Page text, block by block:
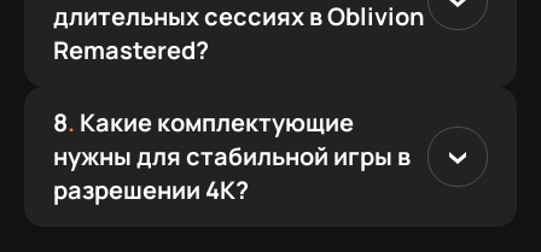
длительных сессиях в Oblivion
Remastered?
8. Какие комплектующие
нужны для стабильной игры в
разрешении 4K?